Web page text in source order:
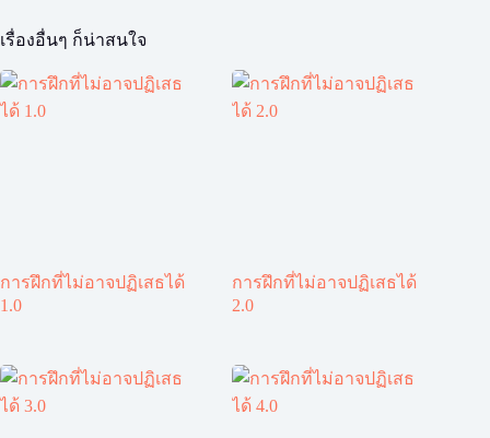
เรื่องอื่นๆ ก็น่าสนใจ
การฝึกที่ไม่อาจปฏิเสธได้
1.0
การฝึกที่ไม่อาจปฏิเสธได้
2.0